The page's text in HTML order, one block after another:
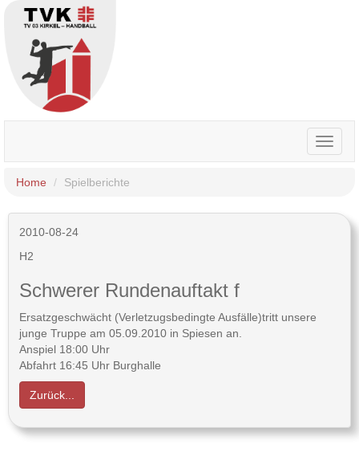
Toggle
Home
Spielberichte
2010-08-24
H2
Schwerer Rundenauftakt f
Ersatzgeschwächt (Verletzugsbedingte Ausfälle)tritt unsere
junge Truppe am 05.09.2010 in Spiesen an.
Anspiel 18:00 Uhr
Abfahrt 16:45 Uhr Burghalle
Zurück...